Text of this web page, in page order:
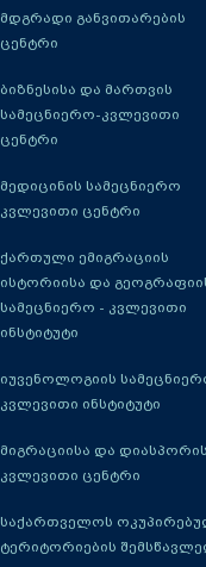
მდგრადი განვითარების
ცენტრი
ბიზნესისა და მართვის
სამეცნიერო-კვლევითი
ცენტრი
მედიცინის სამეცნიერო
კვლევითი ცენტრი
ქართული ემიგრაციის
ისტორიისა და
სამეცნიერო - კვლევითი
ინსტიტუტი
იუვენოლოგიის
კვლევითი ინსტიტუტი
მიგრაციისა და დიასპორის
კვლევითი ცენტრი
საქართველოს
ტერიტორიების